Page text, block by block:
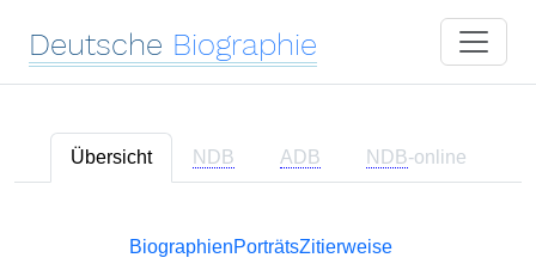
Deutsche Biographie
Übersicht NDB ADB NDB-online
BiographienPorträtsZitierweise